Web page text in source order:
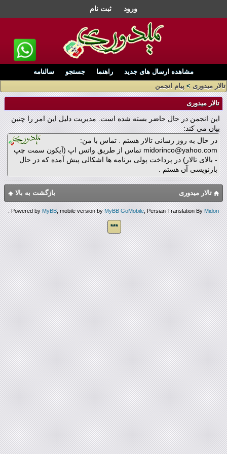
ورود ثبت نام
مشاهده ارسال های جدید راهنما جستجو
سالنامه
تالار میدوری > پیام انجمن
تالار میدوری
این انجمن در حال حاضر بسته شده است. مدیریت دلیل این امر را چنین
بیان می کند:
در حال به روز رسانی تالار هستم . تماس با من:
midorinco@yahoo.com تماس از طریق واتس اپ (آیکون سمت چپ
- بالای تالار) در پرداخت پولی برنامه ها اشکالی پیش آمده که در حال
بازنویسی آن هستم .
بازگشت به بالا تالار میدوری
Powered byMyBB, mobile version byMyBB GoMobile, Persian Translation ByMidori
.
***